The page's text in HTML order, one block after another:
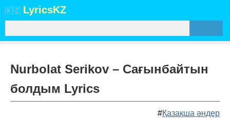
🇰🇿 LyricsKZ
Nurbolat Serikov – Сағынбайтын
болдым Lyrics
#Қазақша әндер